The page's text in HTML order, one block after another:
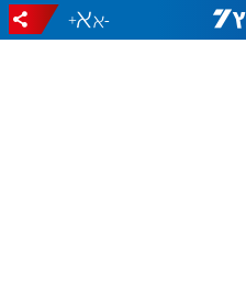
-
+